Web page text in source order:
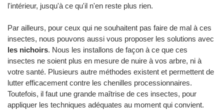
l'intérieur, jusqu'à ce qu'il n'en reste plus rien.
Par ailleurs, pour ceux qui ne souhaitent pas faire de mal à ces
insectes, nous pouvons aussi vous proposer les solutions avec
les nichoirs. Nous les installons de façon à ce que ces
insectes ne soient plus en mesure de nuire à vos arbre, ni à
votre santé. Plusieurs autre méthodes existent et permettent de
lutter efficacement contre les chenilles processionnaires.
Toutefois, il faut une grande maîtrise de ces insectes, pour
appliquer les techniques adéquates au moment qui convient.